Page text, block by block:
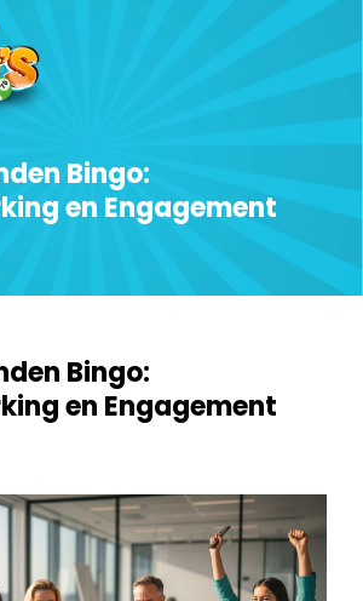
Bingo:
en Engagement
Bingo:
en Engagement